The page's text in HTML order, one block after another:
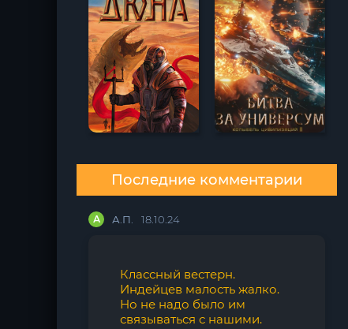
Последние комментарии
А А.П. 18.10.24
Классный вестерн.
Индейцев малость жалко.
Но не надо было им
связываться с нашими.